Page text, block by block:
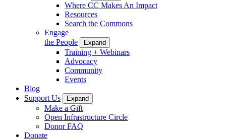
Where CC Makes An Impact
Resources
Search the Commons
Engage
the People
Expand
Training + Webinars
Advocacy
Community
Events
Blog
Support Us
Expand
Make a Gift
Open Infrastructure Circle
Donor FAQ
Donate